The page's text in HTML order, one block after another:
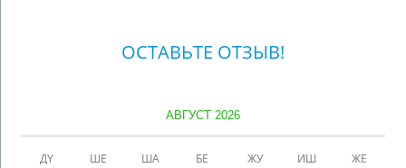
ОСТАВЬТЕ ОТЗЫВ!
АВГУСТ 2026
ДҮ ШЕ ША БЕ ЖУ ИШ ЖЕ